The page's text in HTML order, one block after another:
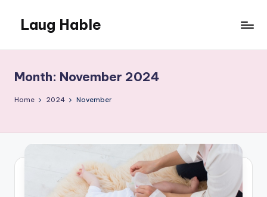
Laug Hable
Month: November 2024
Home 2024 November